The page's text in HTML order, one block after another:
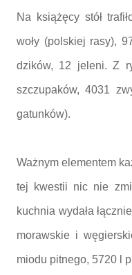
Na książęcy stół
woły (polskiej rasy),
dzików, 12 jeleni. Z
szczupaków, 4031
gatunków).
Ważnym elementem
tej kwestii nic nie
kuchnia wydała
morawskie i
miodu pitnego, 5720 l